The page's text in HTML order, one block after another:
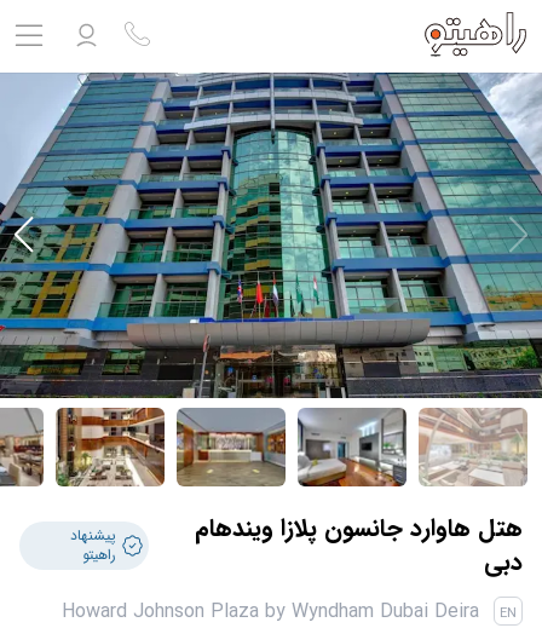
مشاهده پروفایل
خروج
ورود به حساب کاربری
حساب کاربری ندارید؟ثبت نامکنید
ثبت نام آژانس
بلیط هواپیما
تور
درباره ما
ارتباط با ما
قوانین و مقررات
هتل هاوارد جانسون پلازا ویندهام
دبی
پیشنهاد
راهیتو
EN
Howard Johnson Plaza by Wyndham Dubai Deira